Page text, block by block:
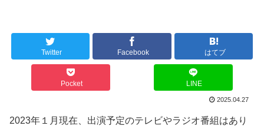
Twitter Facebook はてブ
Pocket LINE
2025.04.27
2023年１月現在、出演予定のテレビやラジオ番組はあり